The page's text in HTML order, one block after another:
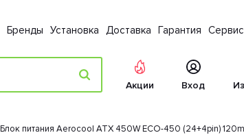
Бренды Установка Доставка Гарантия
Акции Вход
Блок питания Aerocool ATX 450W ECO-450 (24+4pin)